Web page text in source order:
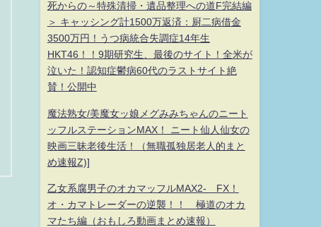
死からの～特殊清掃・遺品整理への道F完結編
＞ キャッシング計1500万返済：厨二病借金
3500万円！うつ病統合失調症14年生
HKT46！！9期研究生、最後のサイト！全米が
泣いた！認知症鬱病60代のラストサイト絶
賛！公開中
魔法熟女/美魔女ッ娘メグみみちゃんのニート
ッフルステーションMAX！ ニート仙人仙女の
映画三昧老後生活！（無職孤独居老人的まと
め速報Z)]
乙女系腐男子のオカマッフルMAX2- FX！
オ・カマトレーダーの逆襲！！ 極道のオカ
マたち編（おもしろ動画まとめ速報）